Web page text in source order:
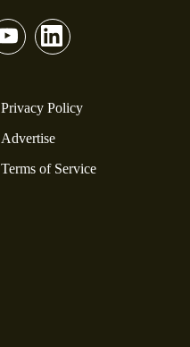
Privacy Policy
Advertise
Terms of Service